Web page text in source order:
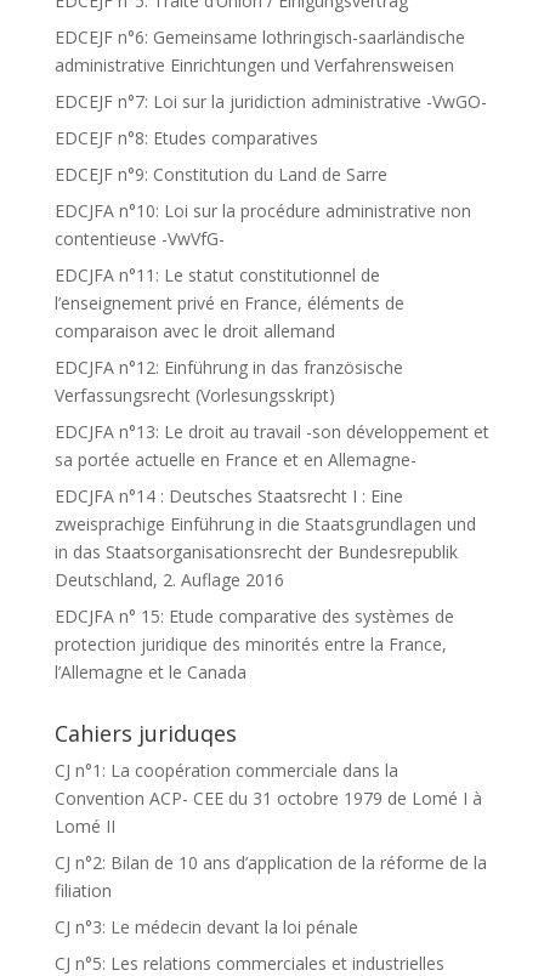
EDCEJF n°6: Gemeinsame lothringisch-saarländische
administrative Einrichtungen und Verfahrensweisen
EDCEJF n°7: Loi sur la juridiction administrative -VwGO-
EDCEJF n°8: Etudes comparatives
EDCEJF n°9: Constitution du Land de Sarre
EDCJFA n°10: Loi sur la procédure administrative non
contentieuse -VwVfG-
EDCJFA n°11: Le statut constitutionnel de
l’enseignement privé en France, éléments de
comparaison avec le droit allemand
EDCJFA n°12: Einführung in das französische
Verfassungsrecht (Vorlesungsskript)
EDCJFA n°13: Le droit au travail -son développement et
sa portée actuelle en France et en Allemagne-
EDCJFA n°14 : Deutsches Staatsrecht I : Eine
zweisprachige Einführung in die Staatsgrundlagen und
in das Staatsorganisationsrecht der Bundesrepublik
Deutschland, 2. Auflage 2016
EDCJFA n° 15: Etude comparative des systèmes de
protection juridique des minorités entre la France,
l’Allemagne et le Canada
Cahiers juriduqes
CJ n°1: La coopération commerciale dans la
Convention ACP- CEE du 31 octobre 1979 de Lomé I à
Lomé II
CJ n°2: Bilan de 10 ans d’application de la réforme de la
filiation
CJ n°3: Le médecin devant la loi pénale
CJ n°5: Les relations commerciales et industrielles